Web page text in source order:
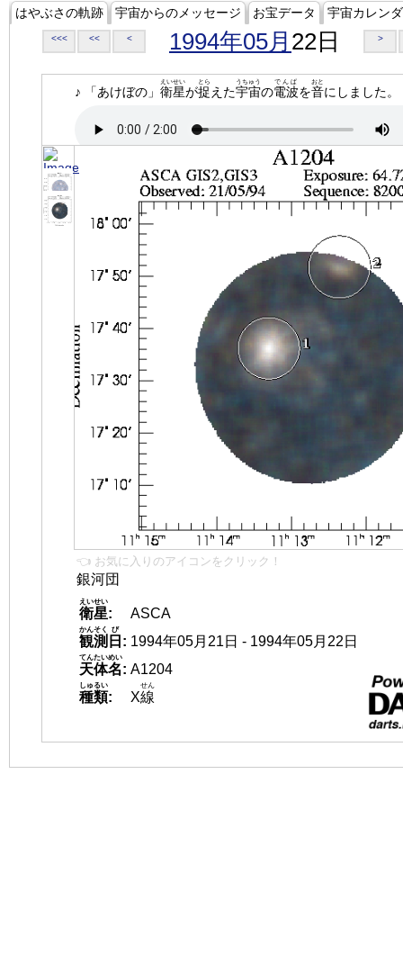
はやぶさの軌跡 宇宙からのメッセージ お宝データ 宇宙カレン
<<< << < 1994年05月 22日 >
♪ 「あけぼの」 衛星
えいせい
が捉
とら
えた宇宙
うちゅう
の電波
でんぱ
を音
おと
にしました。
👈 お気に入りのアイコンをクリック！
銀河団
衛星
えいせい
:
ASCA
観測
かんそく
日
び
: 1994年05月21日 - 1994年05月22日
天体名
てんたいめい
: A1204
種類
しゅるい
: X線
せん